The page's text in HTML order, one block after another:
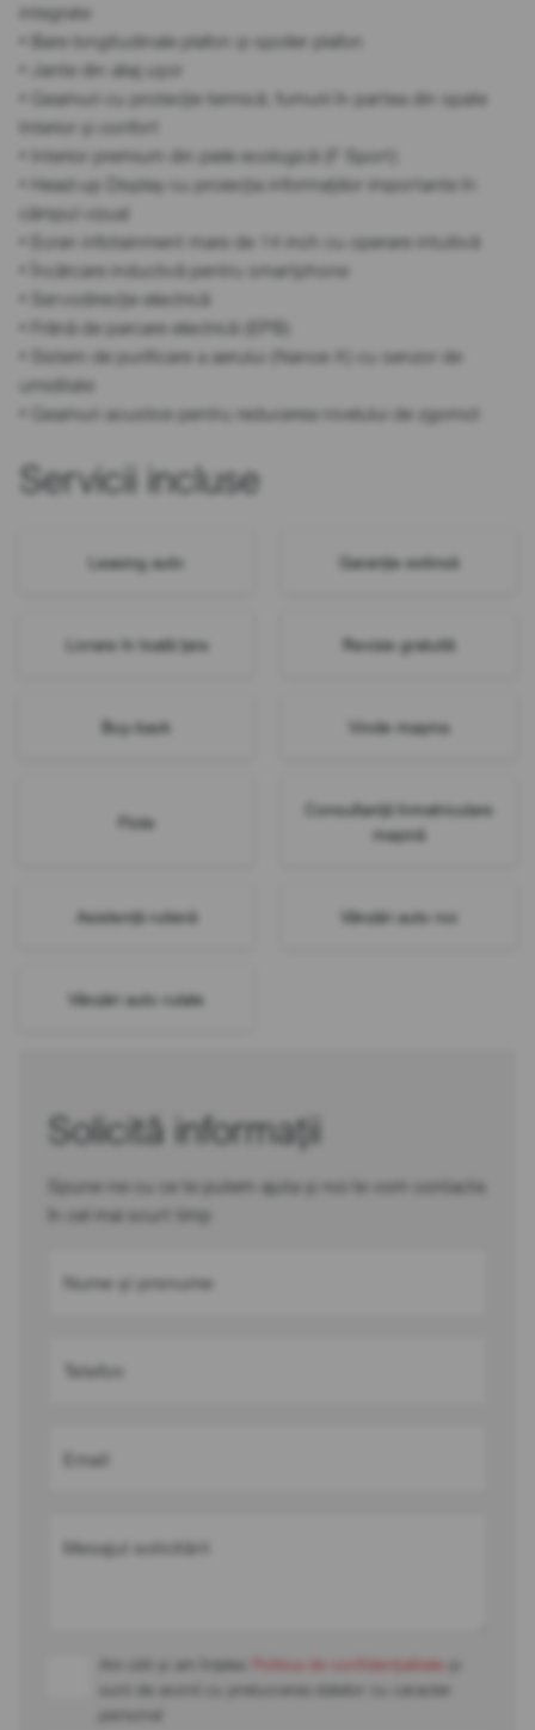
integrate
• Bare longitudinale plafon și spoiler plafon
• Jante din aliaj ușor
• Geamuri cu protecție termică, fumurii în partea din spate
Interior și confort
• Interior premium din piele ecologică (F Sport)
• Head-up Display cu proiecția informațiilor importante în
câmpul vizual
• Ecran infotainment mare de 14 inch cu operare intuitivă
• Încărcare inductivă pentru smartphone
• Servodirecție electrică
• Frână de parcare electrică (EPB)
• Sistem de purificare a aerului (Nanoe X) cu senzor de
umiditate
• Geamuri acustice pentru reducerea nivelului de zgomot
Servicii incluse
Leasing auto Garanție extinsă
Livrare în toată țara Revizie gratuită
Buy-back Vinde mașina
Flote
Consultanță înmatriculare
mașină
Asistență rutieră Vânzări auto noi
Vânzări auto rulate
Solicită informații
Spune-ne cu ce te putem ajuta și noi te vom contacta
în cel mai scurt timp
Nume și prenume
Telefon
Email
Mesajul solicitării
Am citit și am înțeles Politica de confidențialitate
sunt de acord cu prelucrarea datelor cu caracter
personal